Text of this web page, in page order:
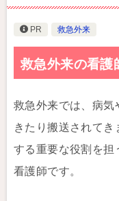
PR 救急外来
救急外来の看護
救急外来では、病気
きたり搬送されて
する重要な役割を担
看護師です。